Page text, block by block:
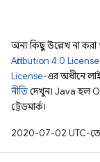
অন্য কিছু উল্লেখ না করা
Attribution 4.0 License
License-এর অধীনে
নীতিদেখুন। Java হল
ট্রেডমার্ক।
2020-07-02 UTC-তে